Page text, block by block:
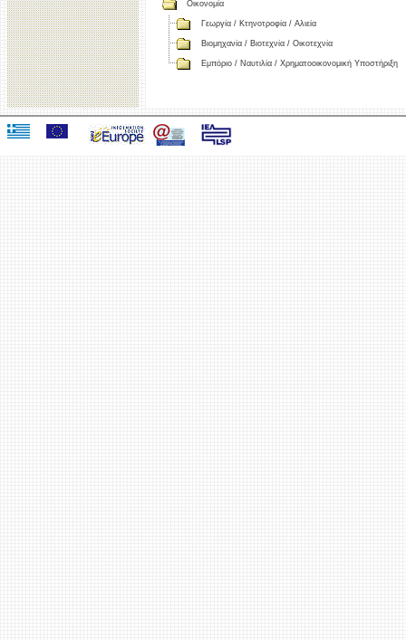
Οικονομία
Γεωργία / Κτηνοτροφία / Αλιεία
Βιομηχανία / Βιοτεχνία / Οικοτεχνία
Εμπόριο / Ναυτιλία / Χρηματοοικονομική Υποστήριξη